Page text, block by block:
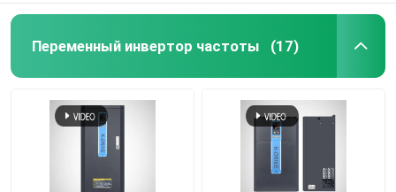
Переменный инвертор частоты (17)